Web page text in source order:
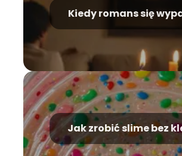
Kiedy romans się
Jak zrobić slime bez